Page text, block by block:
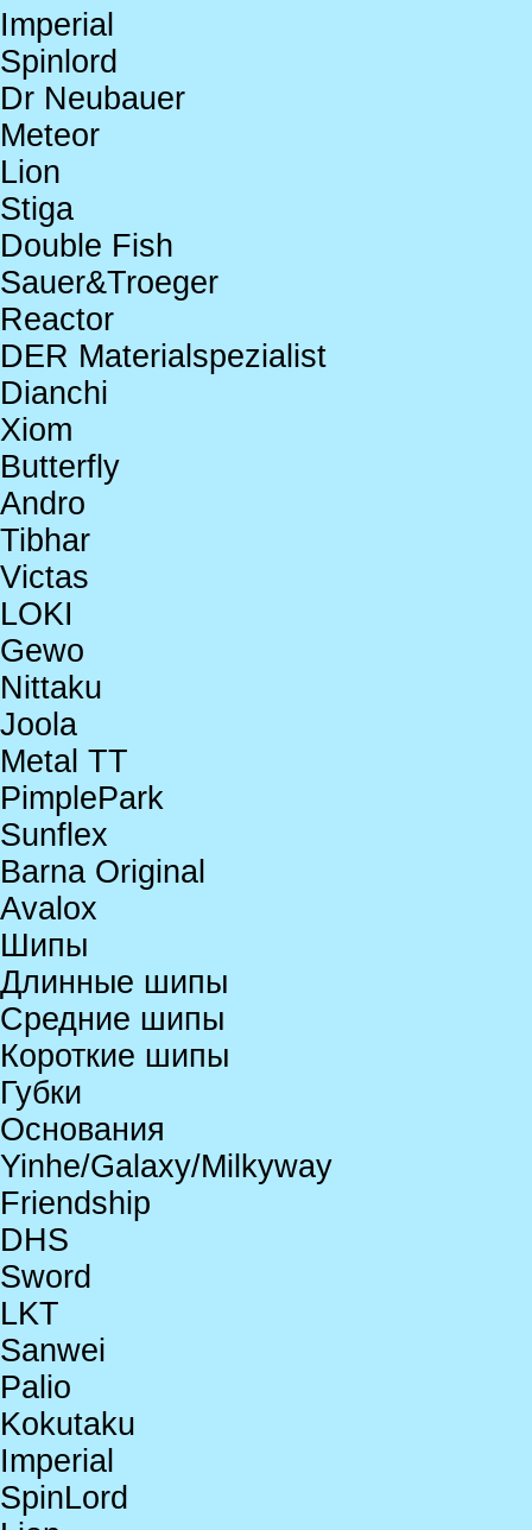
Imperial
Spinlord
Dr Neubauer
Meteor
Lion
Stiga
Double Fish
Sauer&Troeger
Reactor
DER Materialspezialist
Dianchi
Xiom
Butterfly
Andro
Tibhar
Victas
LOKI
Gewo
Nittaku
Joola
Metal TT
PimplePark
Sunflex
Barna Original
Avalox
Шипы
Длинные шипы
Средние шипы
Короткие шипы
Губки
Основания
Yinhe/Galaxy/Milkyway
Friendship
DHS
Sword
LKT
Sanwei
Palio
Kokutaku
Imperial
SpinLord